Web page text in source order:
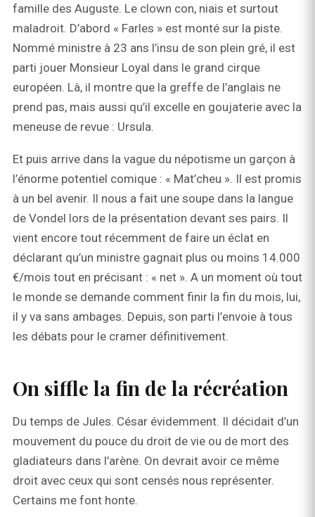
famille des Auguste. Le clown con, niais et surtout
maladroit. D’abord « Farles » est monté sur la piste.
Nommé ministre à 23 ans l’insu de son plein gré, il est
parti jouer Monsieur Loyal dans le grand cirque
européen. Là, il montre que la greffe de l’anglais ne
prend pas, mais aussi qu’il excelle en goujaterie avec la
meneuse de revue : Ursula.
Et puis arrive dans la vague du népotisme un garçon à
l’énorme potentiel comique : « Mat’cheu ». Il est promis
à un bel avenir. Il nous a fait une soupe dans la langue
de Vondel lors de la présentation devant ses pairs. Il
vient encore tout récemment de faire un éclat en
déclarant qu’un ministre gagnait plus ou moins 14.000
€/mois tout en précisant : « net ». A un moment où tout
le monde se demande comment finir la fin du mois, lui,
il y va sans ambages. Depuis, son parti l’envoie à tous
les débats pour le cramer définitivement.
On siffle la fin de la récréation
Du temps de Jules. César évidemment. Il décidait d’un
mouvement du pouce du droit de vie ou de mort des
gladiateurs dans l’arène. On devrait avoir ce même
droit avec ceux qui sont censés nous représenter.
Certains me font honte.